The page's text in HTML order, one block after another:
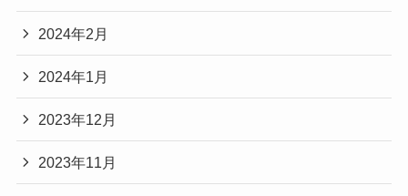
2024年2月
2024年1月
2023年12月
2023年11月